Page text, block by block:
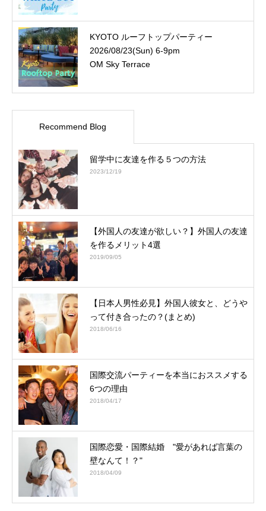
KYOTO ルーフトップパーティー
2026/08/23(Sun) 6-9pm
OM Sky Terrace
Recommend Blog
留学中に友達を作る５つの方法
2023/12/19
【外国人の友達が欲しい？】外国人の友達
を作るメリット4選
2019/09/05
【日本人男性必見】外国人彼女と、どうや
って付き合ったの？(まとめ)
2018/06/16
国際交流パーティーを本当におススメする
6つの理由
2018/04/17
国際恋愛・国際結婚 "愛があれば言葉の
壁なんて！？"
2018/04/09